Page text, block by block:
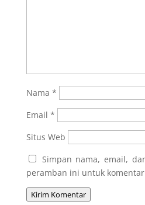
Nama *
Email *
Situs Web
Simpan nama, email,
peramban ini untuk
Kirim Komentar